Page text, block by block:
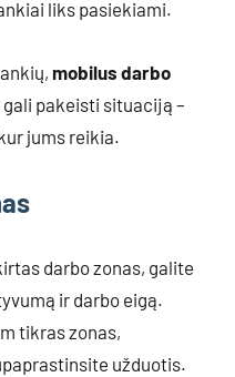
liks pasiekiami.
mobilus darbo
gali pakeisti situaciją –
jums reikia.
darbo zonas, galite
ir darbo eigą.
tikras zonas,
užduotis.